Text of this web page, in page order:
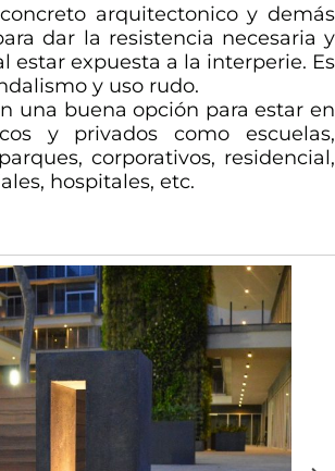
arquitectonico y demás
dar la resistencia necesaria y
estar expuesta a la interperie. Es
y uso rudo.
una buena opción para estar en
y privados como escuelas,
corporativos, residencial,
hospitales, etc.